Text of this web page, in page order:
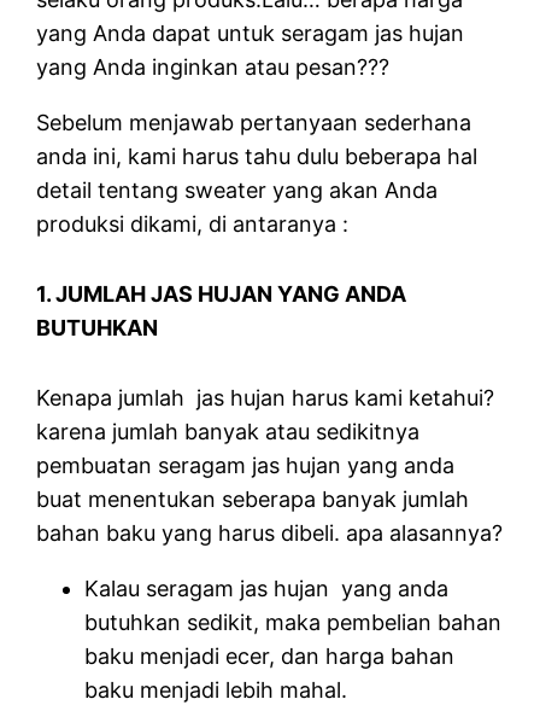
yang Anda dapat untuk seragam jas hujan
yang Anda inginkan atau pesan???
Sebelum menjawab pertanyaan sederhana
anda ini, kami harus tahu dulu beberapa hal
detail tentang sweater yang akan Anda
produksi dikami, di antaranya :
1. JUMLAH JAS HUJAN YANG ANDA
BUTUHKAN
Kenapa jumlah jas hujan harus kami ketahui?
karena jumlah banyak atau sedikitnya
pembuatan seragam jas hujan yang anda
buat menentukan seberapa banyak jumlah
bahan baku yang harus dibeli. apa alasannya?
Kalau seragam jas hujan yang anda
butuhkan sedikit, maka pembelian bahan
baku menjadi ecer, dan harga bahan
baku menjadi lebih mahal.